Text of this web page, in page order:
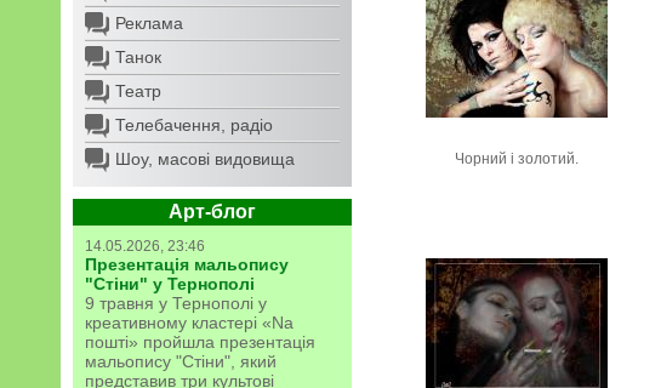
Реклама
Танок
Театр
Телебачення, радіо
Шоу, масові видовища
Арт-блог
14.05.2026, 23:46
Презентація мальопису
"Стіни" у Тернополі
9 травня у Тернополі у
креативному кластері «Na
пошті» пройшла презентація
мальопису "Стіни", який
представив три культові
Чорний і золотий.